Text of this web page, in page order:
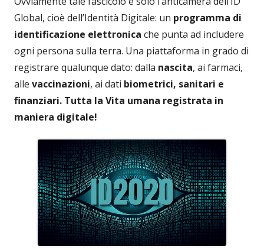
Global, cioè dell’Identità Digitale: un programma di
identificazione elettronica che punta ad includere
ogni persona sulla terra. Una piattaforma in grado di
registrare qualunque dato: dalla nascita, ai farmaci,
alle vaccinazioni, ai dati biometrici, sanitari e
finanziari. Tutta la Vita umana registrata in
maniera digitale!